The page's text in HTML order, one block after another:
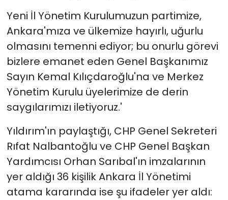
Yeni İl Yönetim Kurulumuzun partimize,
Ankara'mıza ve ülkemize hayırlı, uğurlu
olmasını temenni ediyor; bu onurlu görevi
bizlere emanet eden Genel Başkanımız
Sayın Kemal Kılıçdaroğlu'na ve Merkez
Yönetim Kurulu üyelerimize de derin
saygılarımızı iletiyoruz.'
Yıldırım'ın paylaştığı, CHP Genel Sekreteri
Rıfat Nalbantoğlu ve CHP Genel Başkan
Yardımcısı Orhan Sarıbal'ın imzalarının
yer aldığı 36 kişilik Ankara İl Yönetimi
atama kararında ise şu ifadeler yer aldı: